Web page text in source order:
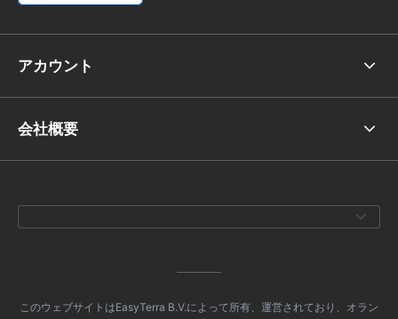
アカウント
会社概要
このウェブサイトはEasyTerra B.V.によって所有、運営されており、オラン